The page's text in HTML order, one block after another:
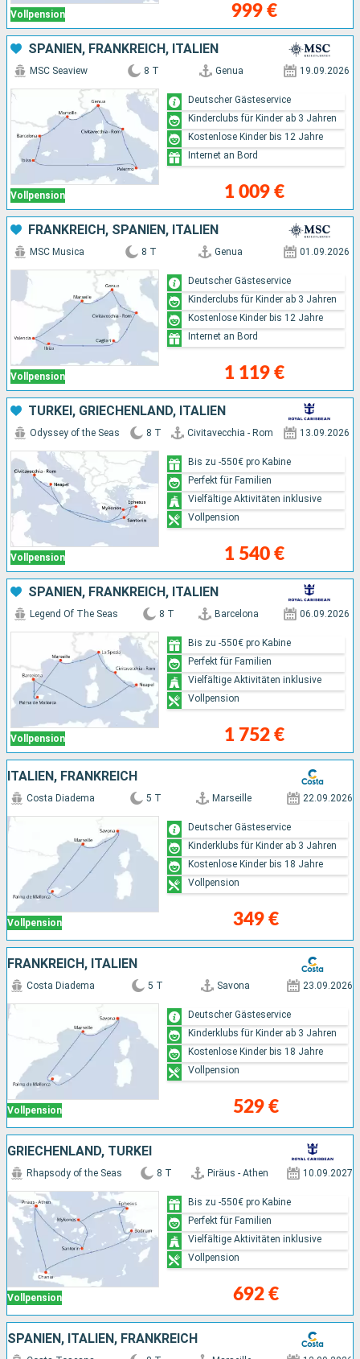
Vollpension 999 €
SPANIEN, FRANKREICH, ITALIEN
Vollpension
MSC Seaview 8 T Genua 19.09.2026
1 009 €
Deutscher Gästeservice
Kinderclubs für Kinder ab 3 Jahren
Kostenlose Kinder bis 12 Jahre
Internet an Bord
FRANKREICH, SPANIEN, ITALIEN
Vollpension
MSC Musica 8 T Genua 01.09.2026
1 119 €
Deutscher Gästeservice
Kinderclubs für Kinder ab 3 Jahren
Kostenlose Kinder bis 12 Jahre
Internet an Bord
TÜRKEI, GRIECHENLAND, ITALIEN
Vollpension
Odyssey of the Seas 8 T Civitavecchia - Rom 13.09.2026
1 540 €
Bis zu -550€ pro Kabine
Perfekt für Familien
Vielfältige Aktivitäten inklusive
Vollpension
SPANIEN, FRANKREICH, ITALIEN
Vollpension
Legend Of The Seas 8 T Barcelona 06.09.2026
1 752 €
Bis zu -550€ pro Kabine
Perfekt für Familien
Vielfältige Aktivitäten inklusive
Vollpension
ITALIEN, FRANKREICH
Vollpension
Costa Diadema 5 T Marseille 22.09.2026
349 €
Deutscher Gästeservice
Kinderklubs für Kinder ab 3 Jahren
Kostenlose Kinder bis 18 Jahre
Vollpension
FRANKREICH, ITALIEN
Vollpension
Costa Diadema 5 T Savona 23.09.2026
529 €
Deutscher Gästeservice
Kinderklubs für Kinder ab 3 Jahren
Kostenlose Kinder bis 18 Jahre
Vollpension
GRIECHENLAND, TÜRKEI
Vollpension
Rhapsody of the Seas 8 T Piräus - Athen 10.09.2027
692 €
Bis zu -550€ pro Kabine
Perfekt für Familien
Vielfältige Aktivitäten inklusive
Vollpension
SPANIEN, ITALIEN, FRANKREICH